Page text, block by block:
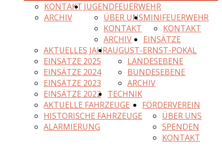
KONTAKT
ARCHIV
JUGENDFEUERWEHR
ÜBER UNS
KONTAKT
ARCHIV
MINIFEUERWEHR
KONTAKT
EINSÄTZE
AKTUELLES JAHR
EINSÄTZE 2025
EINSÄTZE 2024
EINSÄTZE 2023
EINSÄTZE 2022
AUGUST-ERNST-POKAL
LANDESEBENE
BUNDESEBENE
ARCHIV
TECHNIK
AKTUELLE FAHRZEUGE
HISTORISCHE FAHRZEUGE
ALARMIERUNG
FÖRDERVEREIN
ÜBER UNS
SPENDEN
KONTAKT